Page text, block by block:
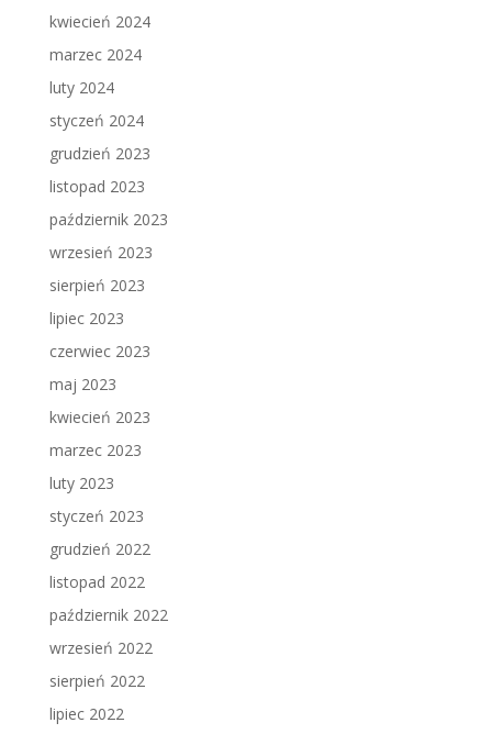
kwiecień 2024
marzec 2024
luty 2024
styczeń 2024
grudzień 2023
listopad 2023
październik 2023
wrzesień 2023
sierpień 2023
lipiec 2023
czerwiec 2023
maj 2023
kwiecień 2023
marzec 2023
luty 2023
styczeń 2023
grudzień 2022
listopad 2022
październik 2022
wrzesień 2022
sierpień 2022
lipiec 2022